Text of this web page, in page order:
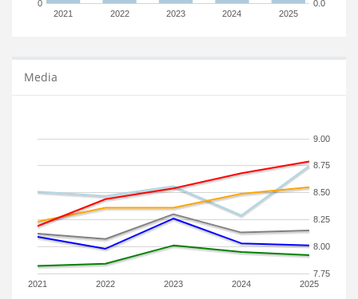
2021 2022 2023 2024 2025
0 0.0
Media
2021 2022 2023 2024 2025
7.75
8.00
8.25
8.50
8.75
9.00